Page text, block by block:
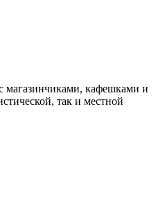
магазинчиками, кафешками и
так и местной